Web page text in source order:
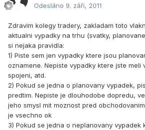
Odesláno 9. září, 2011
Zdravim kolegy tradery, zakladam toto
aktualni vypadky na trhu (svatky,
si nejaka pravidla:
1) Piste sem jen vypadky ktere jsou
oznamene. Nepiste vypadky ktere jste meli
spojeni, atd.
2) Pokud se jedna o planovany vypadek,
predtim. Nepiste je dlouhodobe dopredu,
jeho smysl mit moznost pred
je vsechno ok
3) Pokud se jedna o neplanovany vypadek